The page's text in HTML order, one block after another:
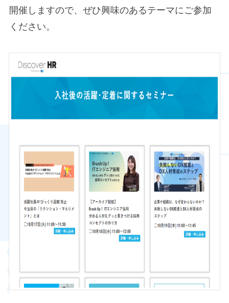
開催しますので、ぜひ興味のあるテーマにご参加
ください。